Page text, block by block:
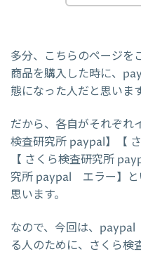
多分、こちらのページを
商品を購入した時に、
態になった人だと思います
だから、各自がそれぞれ
検査研究所 paypal】【
【 さくら検査研究所
究所 paypal エラー】と
思います。
なので、今回は、paypal
る人のために、さくら検